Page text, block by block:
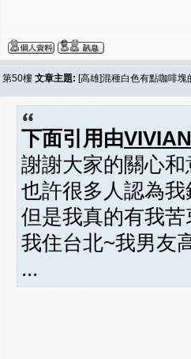
第50樓 文章主題: [高雄]混種白色有點咖啡
下面引用由
謝謝大家的關心和
也許很多人認為
但是我真的有我苦
我住台北~我男友
...